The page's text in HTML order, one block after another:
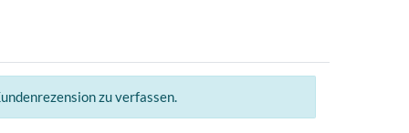
zu verfassen.